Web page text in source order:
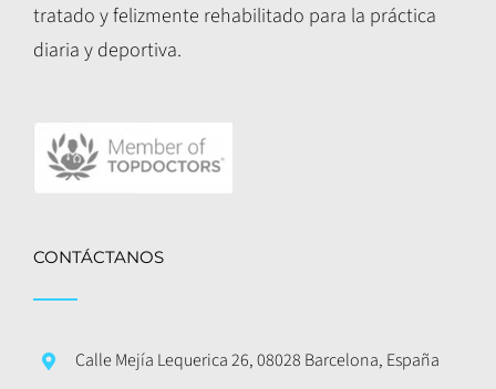
tratado y felizmente rehabilitado para la práctica
diaria y deportiva.
CONTÁCTANOS
Calle Mejía Lequerica 26, 08028 Barcelona, España